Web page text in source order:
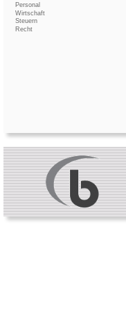
Personal
Wirtschaft
Steuern
Recht